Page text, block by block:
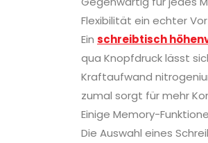
Flexibilität ein echter
Ein schreibtisch
qua Knopfdruck lässt
Kraftaufwand
zumal sorgt für mehr
Einige Memory-
Die Auswahl eines